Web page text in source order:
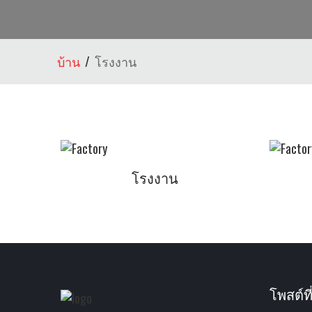
บ้าน โรงงาน
โรงงาน
โพสต์